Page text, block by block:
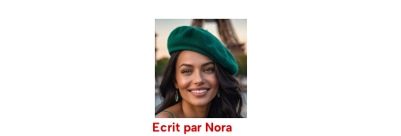
Ecrit par Nora